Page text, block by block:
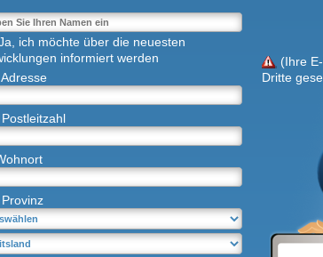
ich möchte über die neuesten
informiert werden
(Ihre
Dritte